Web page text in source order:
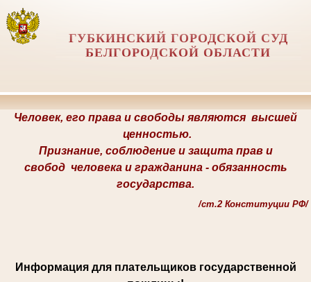
ГУБКИНСКИЙ ГОРОДСКОЙ СУД
БЕЛГОРОДСКОЙ ОБЛАСТИ
Человек, его права и свободы являются высшей
ценностью.
Признание, соблюдение и защита прав и
свобод человека и гражданина - обязанность
государства.
/ст.2 Конституции РФ/
Информация для плательщиков государственной